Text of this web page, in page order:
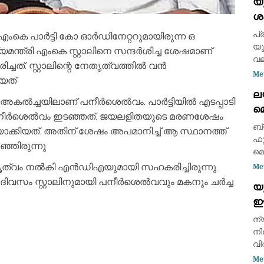
പാർട്ടി കോ ഓർഡിനേറ്ററുമായിരുന്ന ഒ
എംകെ സ്റ്റാലിനെ സന്ദർശിച്ച ശേഷമാണ്
സ്റ്റാലിന്റെ നേതൃത്വത്തിൽ വൻ
പനീർശെൽവം. പാർട്ടിയിൽ എടപ്പാടി
ഇടഞ്ഞത്. ജയലളിതയുടെ മരണശേഷം
അതിന് ശേഷം അപമാനിച്ച് ആ സ്ഥാനത്ത്
നൽകി എൻഡിഎയുമായി സഹകരിച്ചിരുന്നു.
സ്റ്റാലിനുമായി പനീർശെൽവവും മകനും ചർച്ച